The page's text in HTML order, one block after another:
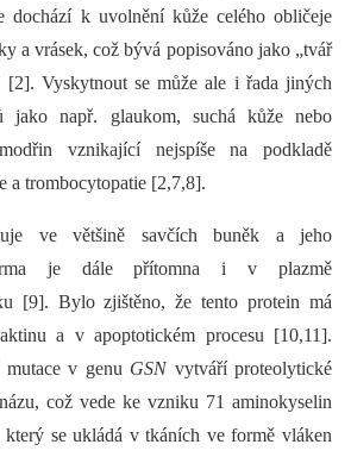
dochází k uvolnění kůže celého obličeje
a vrásek, což bývá popisováno jako „tvář
[2]. Vyskytnout se může ale i řada jiných
jako např. glaukom, suchá kůže nebo
vznikající nejspíše na podkladě
a trombocytopatie [2,7,8].
ve většině savčích buněk a jeho
je dále přítomna i v plazmě
[9]. Bylo zjištěno, že tento protein má
a v apoptotickém procesu [10,11].
mutace v genu GSNvytváří proteolytické
což vede ke vzniku 71 aminokyselin
který se ukládá v tkáních ve formě vláken